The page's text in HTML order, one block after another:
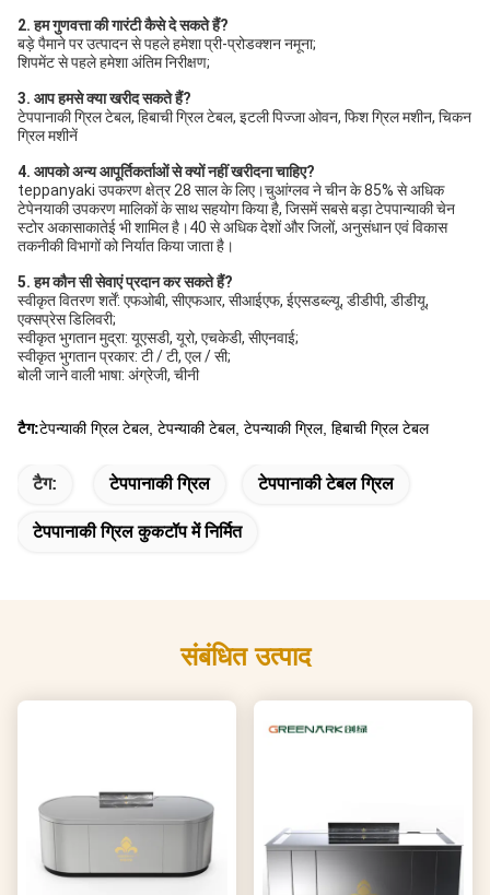
2. हम गुणवत्ता की गारंटी कैसे दे सकते हैं?
बड़े पैमाने पर उत्पादन से पहले हमेशा प्री-प्रोडक्शन नमूना;
शिपमेंट से पहले हमेशा अंतिम निरीक्षण;
3. आप हमसे क्या खरीद सकते हैं?
टेपपानाकी ग्रिल टेबल, हिबाची ग्रिल टेबल, इटली पिज्जा ओवन, फिश ग्रिल मशीन, चिकन
ग्रिल मशीनें
4. आपको अन्य आपूर्तिकर्ताओं से क्यों नहीं खरीदना चाहिए?
teppanyaki उपकरण क्षेत्र 28 साल के लिए।चुआंग्लव ने चीन के 85% से अधिक
टेपेनयाकी उपकरण मालिकों के साथ सहयोग किया है, जिसमें सबसे बड़ा टेपपान्याकी चेन
स्टोर अकासाकातेई भी शामिल है।40 से अधिक देशों और जिलों, अनुसंधान एवं विकास
तकनीकी विभागों को निर्यात किया जाता है।
5. हम कौन सी सेवाएं प्रदान कर सकते हैं?
स्वीकृत वितरण शर्तें: एफओबी, सीएफआर, सीआईएफ, ईएसडब्ल्यू, डीडीपी, डीडीयू,
एक्सप्रेस डिलिवरी;
स्वीकृत भुगतान मुद्रा: यूएसडी, यूरो, एचकेडी, सीएनवाई;
स्वीकृत भुगतान प्रकार: टी / टी, एल / सी;
बोली जाने वाली भाषा: अंग्रेजी, चीनी
टैग:टेपन्याकी ग्रिल टेबल, टेपन्याकी टेबल, टेपन्याकी ग्रिल, हिबाची ग्रिल टेबल
टैग: टेपपानाकी ग्रिल टेपपानाकी टेबल ग्रिल
टेपपानाकी ग्रिल कुकटॉप में निर्मित
संबंधित उत्पाद